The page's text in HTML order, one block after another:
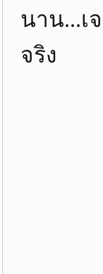
นาน...เ
จริง